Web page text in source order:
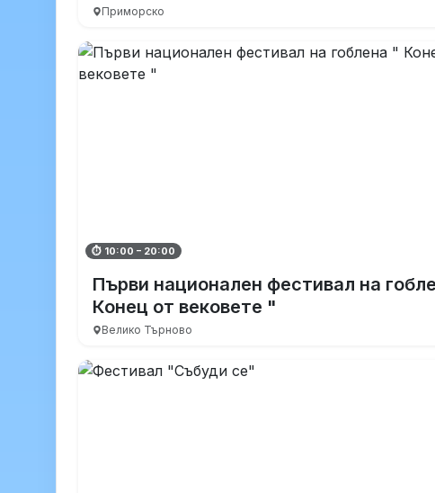
Приморско
⏱ 10:00 – 20:00
Първи национален фестивал на
Конец от вековете "
Велико Търново